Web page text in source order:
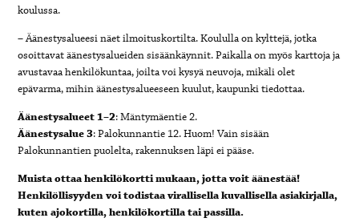
koulussa.
– Äänestysalueesi näet ilmoituskortilta. Koululla on kylttejä, jotka
osoittavat äänestysalueiden sisäänkäynnit. Paikalla on myös karttoja ja
avustavaa henkilökuntaa, joilta voi kysyä neuvoja, mikäli olet
epävarma, mihin äänestysalueeseen kuulut, kaupunki tiedottaa.
Äänestysalueet 1–2: Mäntymäentie 2.
Äänestysalue 3: Palokunnantie 12. Huom! Vain sisään
Palokunnantien puolelta, rakennuksen läpi ei pääse.
Muista ottaa henkilökortti mukaan, jotta voit äänestää!
Henkilöllisyyden voi todistaa virallisella kuvallisella asiakirjalla,
kuten ajokortilla, henkilökortilla tai passilla.